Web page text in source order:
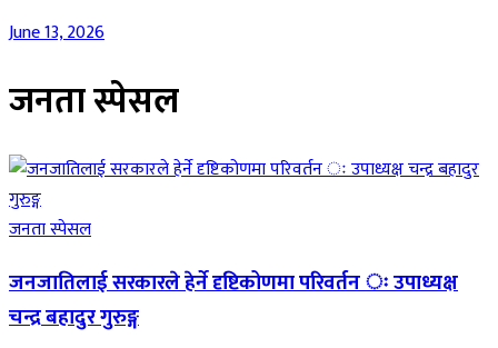
June 13, 2026
जनता स्पेसल
जनता स्पेसल
जनजातिलाई सरकारले हेर्ने दृष्टिकोणमा परिवर्तन ः उपाध्यक्ष
चन्द्र बहादुर गुरुङ्ग